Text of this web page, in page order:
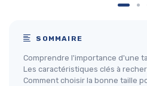
SOMMAIRE
Comprendre l'importance d'une
Les caractéristiques clés à
Comment choisir la bonne taille